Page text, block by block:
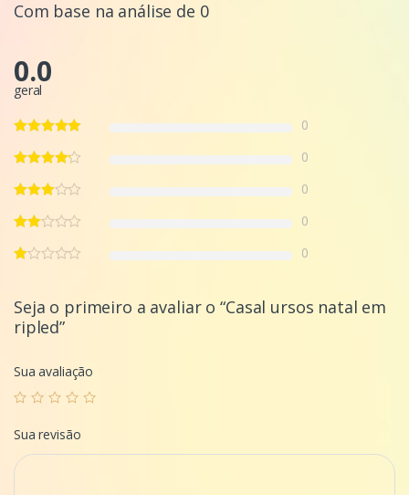
Com base na análise de 0
0.0
geral
0
0
0
0
0
Seja o primeiro a avaliar o “Casal ursos natal em
ripled”
Sua avaliação
Sua revisão